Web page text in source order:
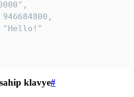
klavye#